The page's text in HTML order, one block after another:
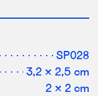
SP028
3,2 × 2,5 cm
2 × 2 cm